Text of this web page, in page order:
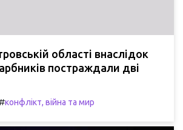
області внаслідок
постраждали дві
конфлікт, війна та мир